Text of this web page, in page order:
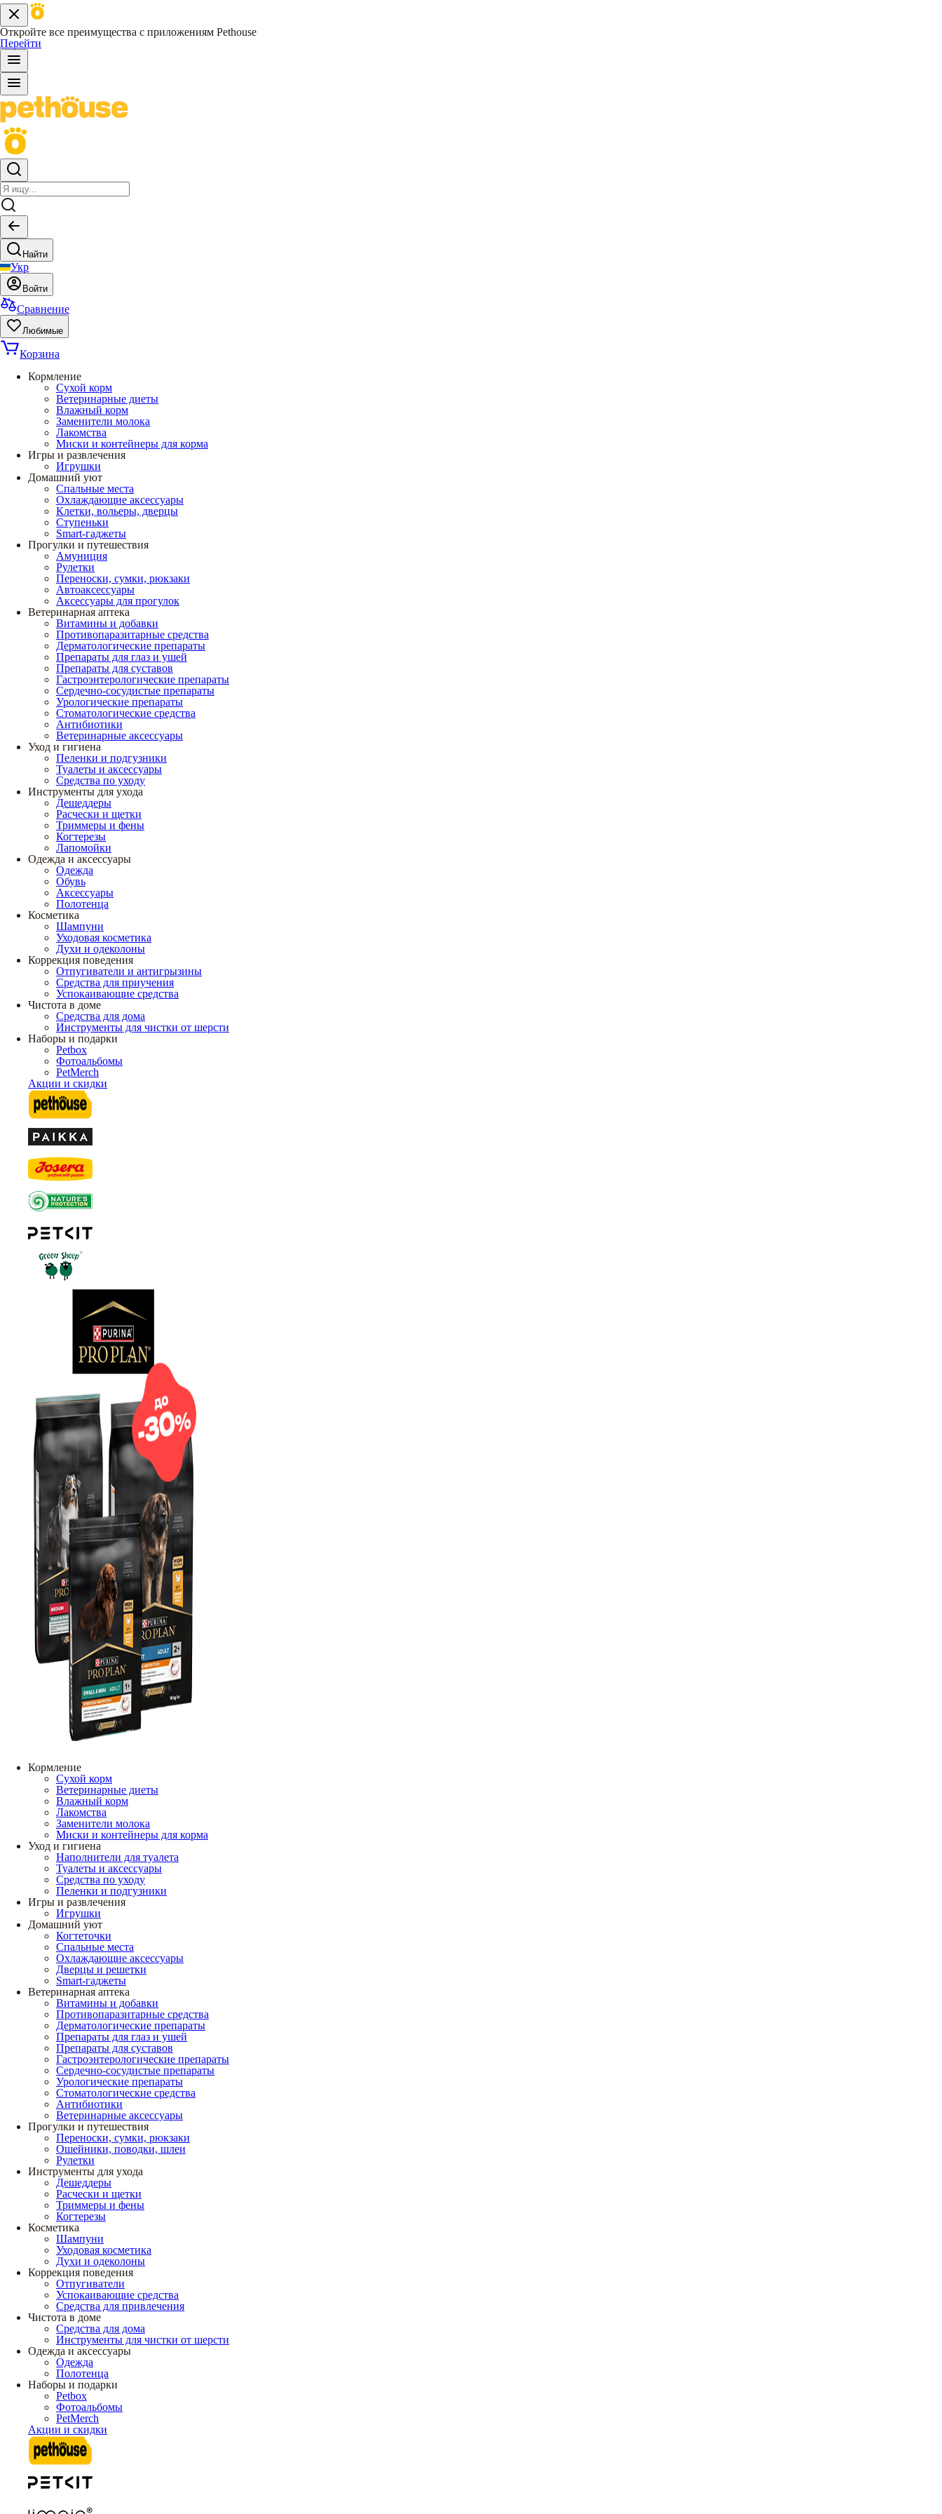
Откройте все преимущества с приложениям Pethouse
Перейти
Найти
Укр
Войти
Сравнение
Любимые
Корзина
Кормление
Сухой корм
Ветеринарные диеты
Влажный корм
Заменители молока
Лакомства
Миски и контейнеры для корма
Игры и развлечения
Игрушки
Домашний уют
Спальные места
Охлаждающие аксессуары
Клетки, вольеры, дверцы
Ступеньки
Smart-гаджеты
Прогулки и путешествия
Амуниция
Рулетки
Переноски, сумки, рюкзаки
Автоаксессуары
Аксессуары для прогулок
Ветеринарная аптека
Витамины и добавки
Противопаразитарные средства
Дерматологические препараты
Препараты для глаз и ушей
Препараты для суставов
Гастроэнтерологические препараты
Сердечно-сосудистые препараты
Урологические препараты
Стоматологические средства
Антибиотики
Ветеринарные аксессуары
Уход и гигиена
Пеленки и подгузники
Туалеты и аксессуары
Средства по уходу
Инструменты для ухода
Дешеддеры
Расчески и щетки
Триммеры и фены
Когтерезы
Лапомойки
Одежда и аксессуары
Одежда
Обувь
Аксессуары
Полотенца
Косметика
Шампуни
Уходовая косметика
Духи и одеколоны
Коррекция поведения
Отпугиватели и антигрызины
Средства для приучения
Успокаивающие средства
Чистота в доме
Средства для дома
Инструменты для чистки от шерсти
Наборы и подарки
Petbox
Фотоальбомы
PetMerch
Акции и скидки
Кормление
Сухой корм
Ветеринарные диеты
Влажный корм
Лакомства
Заменители молока
Миски и контейнеры для корма
Уход и гигиена
Наполнители для туалета
Туалеты и аксессуары
Средства по уходу
Пеленки и подгузники
Игры и развлечения
Игрушки
Домашний уют
Когтеточки
Спальные места
Охлаждающие аксессуары
Дверцы и решетки
Smart-гаджеты
Ветеринарная аптека
Витамины и добавки
Противопаразитарные средства
Дерматологические препараты
Препараты для глаз и ушей
Препараты для суставов
Гастроэнтерологические препараты
Сердечно-сосудистые препараты
Урологические препараты
Стоматологические средства
Антибиотики
Ветеринарные аксессуары
Прогулки и путешествия
Переноски, сумки, рюкзаки
Ошейники, поводки, шлеи
Рулетки
Инструменты для ухода
Дешеддеры
Расчески и щетки
Триммеры и фены
Когтерезы
Косметика
Шампуни
Уходовая косметика
Духи и одеколоны
Коррекция поведения
Отпугиватели
Успокаивающие средства
Средства для привлечения
Чистота в доме
Средства для дома
Инструменты для чистки от шерсти
Одежда и аксессуары
Одежда
Полотенца
Наборы и подарки
Petbox
Фотоальбомы
PetMerch
Акции и скидки